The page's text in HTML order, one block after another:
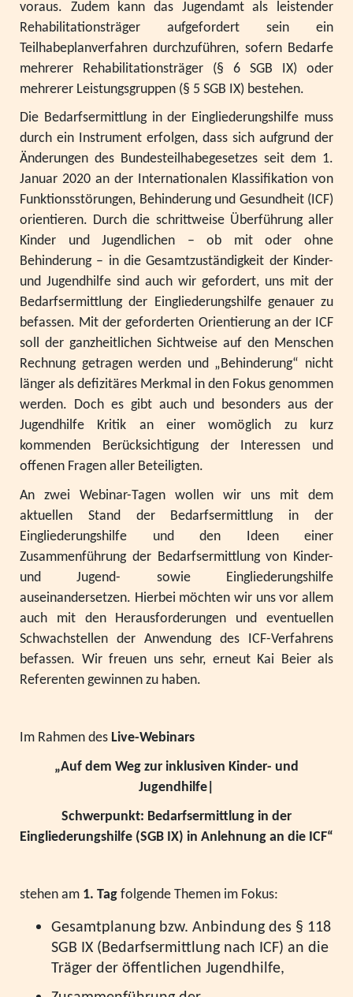
voraus. Zudem kann das Jugendamt als leistender
Rehabilitationsträger aufgefordert sein ein
Teilhabeplanverfahren durchzuführen, sofern Bedarfe
mehrerer Rehabilitationsträger (§ 6 SGB IX) oder
mehrerer Leistungsgruppen (§ 5 SGB IX) bestehen.
Die Bedarfsermittlung in der Eingliederungshilfe muss
durch ein Instrument erfolgen, dass sich aufgrund der
Änderungen des Bundesteilhabegesetzes seit dem 1.
Januar 2020 an der Internationalen Klassifikation von
Funktionsstörungen, Behinderung und Gesundheit (ICF)
orientieren. Durch die schrittweise Überführung aller
Kinder und Jugendlichen – ob mit oder ohne
Behinderung – in die Gesamtzuständigkeit der Kinder-
und Jugendhilfe sind auch wir gefordert, uns mit der
Bedarfsermittlung der Eingliederungshilfe genauer zu
befassen. Mit der geforderten Orientierung an der ICF
soll der ganzheitlichen Sichtweise auf den Menschen
Rechnung getragen werden und „Behinderung“ nicht
länger als defizitäres Merkmal in den Fokus genommen
werden. Doch es gibt auch und besonders aus der
Jugendhilfe Kritik an einer womöglich zu kurz
kommenden Berücksichtigung der Interessen und
offenen Fragen aller Beteiligten.
An zwei Webinar-Tagen wollen wir uns mit dem
aktuellen Stand der Bedarfsermittlung in der
Eingliederungshilfe und den Ideen einer
Zusammenführung der Bedarfsermittlung von Kinder-
und Jugend- sowie Eingliederungshilfe
auseinandersetzen. Hierbei möchten wir uns vor allem
auch mit den Herausforderungen und eventuellen
Schwachstellen der Anwendung des ICF-Verfahrens
befassen. Wir freuen uns sehr, erneut Kai Beier als
Referenten gewinnen zu haben.
Im Rahmen des Live-Webinars
„Auf dem Weg zur inklusiven Kinder- und
Jugendhilfe|
Schwerpunkt: Bedarfsermittlung in der
Eingliederungshilfe (SGB IX) in Anlehnung an die ICF“
stehen am 1. Tag folgende Themen im Fokus:
Gesamtplanung bzw. Anbindung des § 118
SGB IX (Bedarfsermittlung nach ICF) an die
Träger der öffentlichen Jugendhilfe,